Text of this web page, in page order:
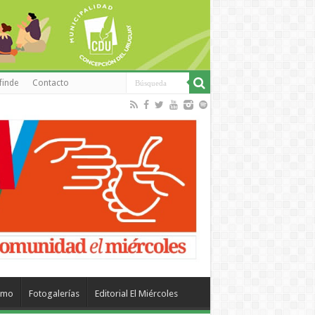
Contacto
Fotogalerías Editorial El Miércoles